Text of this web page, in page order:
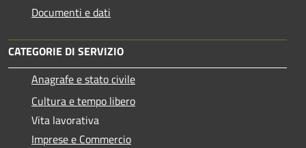
Documenti e dati
CATEGORIE DI SERVIZIO
Anagrafe e stato civile
Cultura e tempo libero
Vita lavorativa
Imprese e Commercio